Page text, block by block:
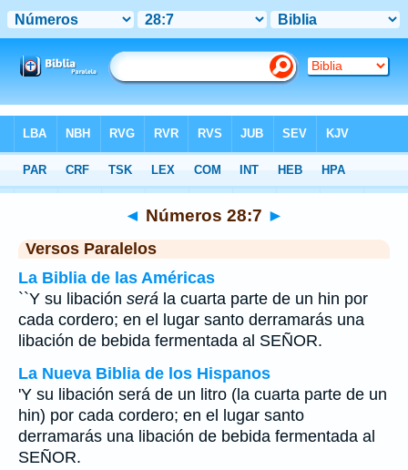
>Números Capítulo 28 > Verso 7
◄ Números 28:7 ►
Versos Paralelos
La Biblia de las Américas
``Y su libación será la cuarta parte de un hin por
cada cordero; en el lugar santo derramarás una
libación de bebida fermentada al SEÑOR.
La Nueva Biblia de los Hispanos
'Y su libación será de un litro (la cuarta parte de un
hin) por cada cordero; en el lugar santo
derramarás una libación de bebida fermentada al
SEÑOR.